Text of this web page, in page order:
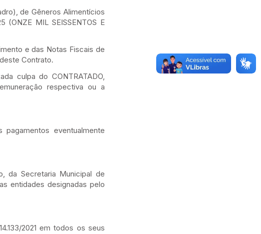
de Gêneros Alimentícios
(ONZE MIL SEISSENTOS E
e das Notas Fiscais de
Contrato.
culpa do CONTRATADO,
respectiva ou a
eventualmente
da Secretaria Municipal de
entidades designadas pelo
2021 em todos os seus